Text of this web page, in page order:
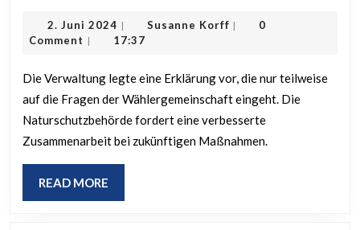
Verwaltung
unsere
Anfrage:
am
2. Juni 2024 2.
Juni
| Susanne KorffSusanne
|
0
Comment | 17:37
Die Verwaltung legte eine Erklärung vor, die nur teilweise
auf die Fragen der Wählergemeinschaft eingeht. Die
Naturschutzbehörde fordert eine verbesserte
Zusammenarbeit bei zukünftigen Maßnahmen.
READ MORE
MORE